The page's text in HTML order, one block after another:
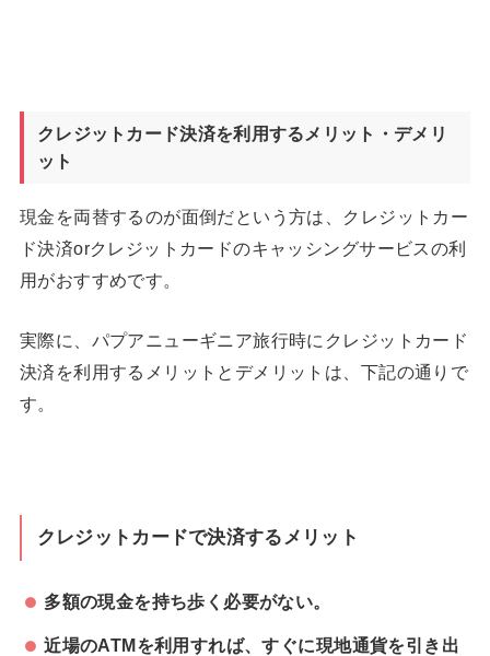
クレジットカード決済を利用するメリット・デメリ
ット
現金を両替するのが面倒だという方は、クレジットカー
ド決済orクレジットカードのキャッシングサービスの利
用がおすすめです。
実際に、パプアニューギニア旅行時にクレジットカード
決済を利用するメリットとデメリットは、下記の通りで
す。
クレジットカードで決済するメリット
多額の現金を持ち歩く必要がない。
近場のATMを利用すれば、すぐに現地通貨を引き出